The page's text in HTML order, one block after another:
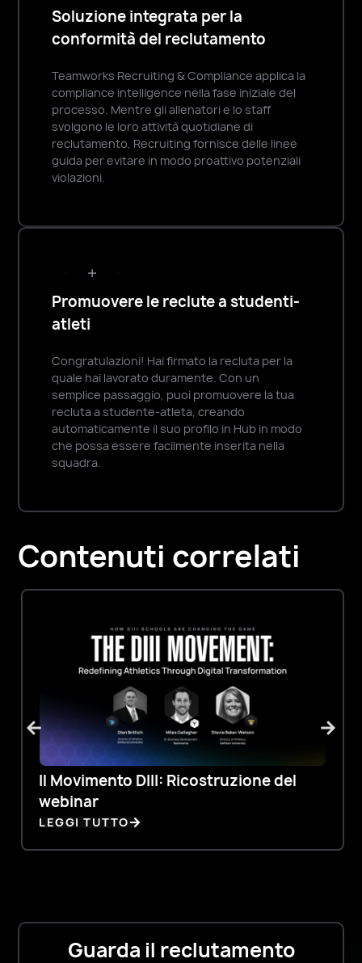
delle
reclute
un’esperienza
più
personalizzata
Gestione
contenuti
di
reclutamento
del
tuo
programma
in
modo
che
allenatori
lo
distribuirli.
Carica,
abbina
e
invia
in
massa
grafica
e
Orari
Soluzione integrata per la
conformità del reclutamento
Teamworks Recruiting & Compliance applica la
compliance intelligence nella fase iniziale del
processo. Mentre gli allenatori e lo staff
svolgono le loro attività quotidiane di
reclutamento, Recruiting fornisce delle linee
guida per evitare in modo proattivo potenziali
violazioni.
Promuovere le reclute a studenti-
atleti
Congratulazioni! Hai firmato la recluta per la
quale hai lavorato duramente. Con un
semplice passaggio, puoi promuovere la tua
recluta a studente-atleta, creando
automaticamente il suo profilo in Hub in modo
che possa essere facilmente inserita nella
squadra.
Contenuti correlati
Il Movimento DIII: Ricostruzione del
webinar
LEGGI TUTTO
Guarda il reclutamento